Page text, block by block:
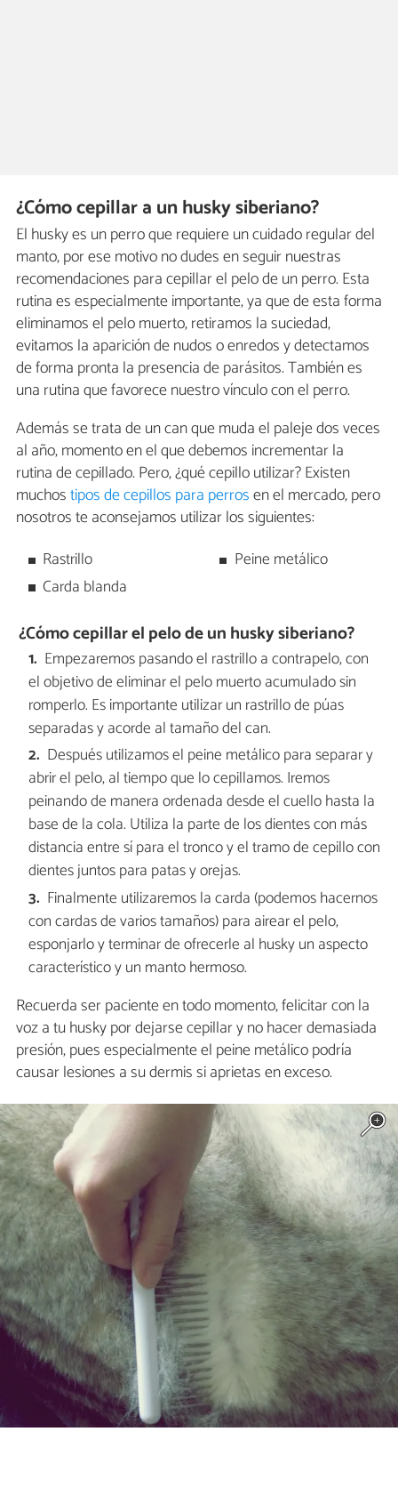
¿Cómo cepillar a un husky siberiano?
El husky es un perro que requiere un cuidado regular del
manto, por ese motivo no dudes en seguir nuestras
recomendaciones para cepillar el pelo de un perro. Esta
rutina es especialmente importante, ya que de esta forma
eliminamos el pelo muerto, retiramos la suciedad,
evitamos la aparición de nudos o enredos y detectamos
de forma pronta la presencia de parásitos. También es
una rutina que favorece nuestro vínculo con el perro.
Además se trata de un can que muda el paleje dos veces
al año, momento en el que debemos incrementar la
rutina de cepillado. Pero, ¿qué cepillo utilizar? Existen
muchostipos de cepillos para perrosen el mercado, pero
nosotros te aconsejamos utilizar los siguientes:
Rastrillo
Carda blanda
Peine metálico
¿Cómo cepillar el pelo de un husky siberiano?
Empezaremos pasando el rastrillo a contrapelo, con
el objetivo de eliminar el pelo muerto acumulado sin
romperlo. Es importante utilizar un rastrillo de púas
separadas y acorde al tamaño del can.
Después utilizamos el peine metálico para separar y
abrir el pelo, al tiempo que lo cepillamos. Iremos
peinando de manera ordenada desde el cuello hasta la
base de la cola. Utiliza la parte de los dientes con más
distancia entre sí para el tronco y el tramo de cepillo con
dientes juntos para patas y orejas.
Finalmente utilizaremos la carda (podemos hacernos
con cardas de varios tamaños) para airear el pelo,
esponjarlo y terminar de ofrecerle al husky un aspecto
característico y un manto hermoso.
Recuerda ser paciente en todo momento, felicitar con la
voz a tu husky por dejarse cepillar y no hacer demasiada
presión, pues especialmente el peine metálico podría
causar lesiones a su dermis si aprietas en exceso.